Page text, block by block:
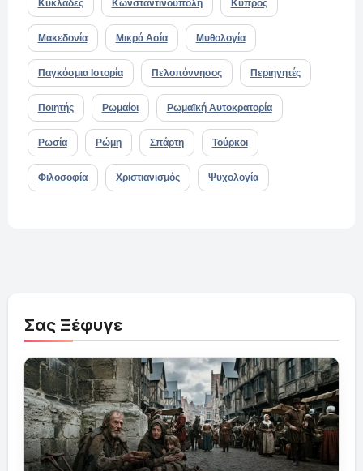
Κυκλάδες Κωνσταντινούπολη Κύπρος
Μακεδονία Μικρά Ασία Μυθολογία
Παγκόσμια Ιστορία Πελοπόννησος Περιηγητές
Ποιητής Ρωμαίοι Ρωμαϊκή Αυτοκρατορία
Ρωσία Ρώμη Σπάρτη Τούρκοι
Φιλοσοφία Χριστιανισμός Ψυχολογία
Σας Ξέφυγε